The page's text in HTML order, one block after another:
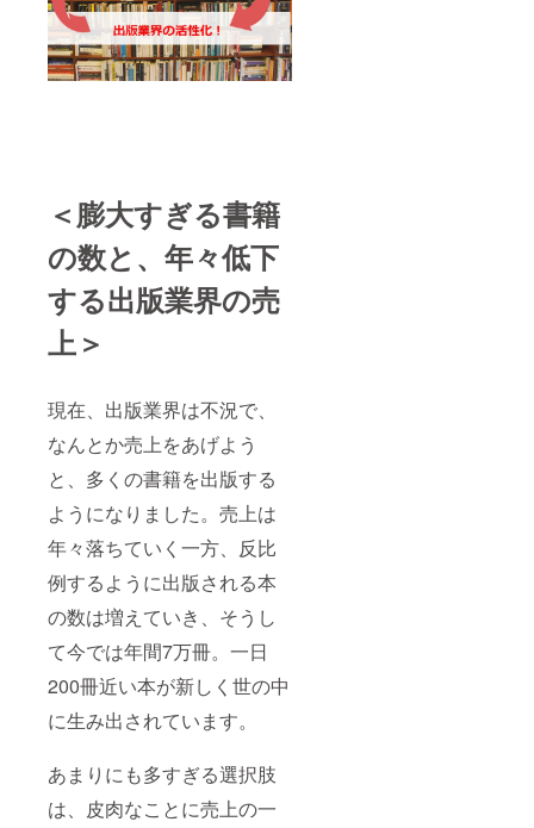
＜膨大すぎる書籍
の数と、年々低下
する出版業界の売
上＞
現在、出版業界は不況で、
なんとか売上をあげよう
と、多くの書籍を出版する
ようになりました。売上は
年々落ちていく一方、反比
例するように出版される本
の数は増えていき、そうし
て今では年間7万冊。一日
200冊近い本が新しく世の中
に生み出されています。
あまりにも多すぎる選択肢
は、皮肉なことに売上の一